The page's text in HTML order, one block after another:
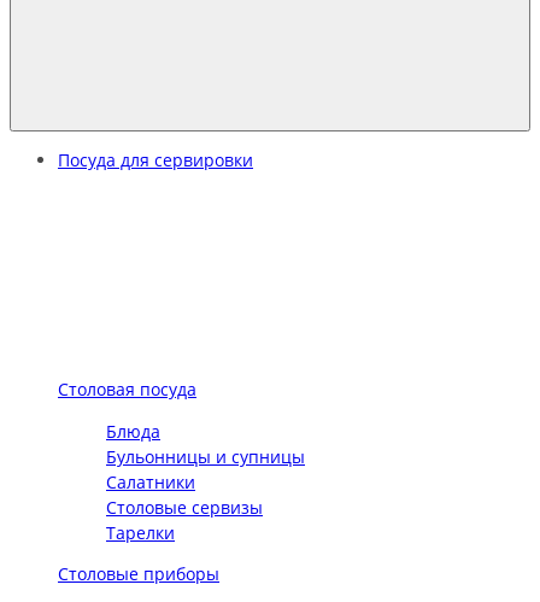
Посуда для сервировки
Столовая посуда
Блюда
Бульонницы и супницы
Салатники
Столовые сервизы
Тарелки
Столовые приборы